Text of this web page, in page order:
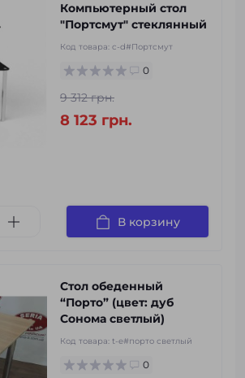
Компьютерный стол
"Портсмут" стеклянный
Код товара: c-d#Портсмут
0
9 312 грн.
8 123 грн.
В корзину
Стол обеденный
“Порто” (цвет: дуб
Сонома светлый)
Код товара: t-e#порто светлый
0